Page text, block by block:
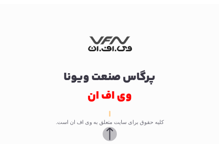
پرگاس صنعت ویونا
وی اف ان
کلیه حقوق برای سایت متعلق به وی اف ان است.